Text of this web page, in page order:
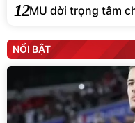
12MU dời trọng tâm
NỔI BẬT